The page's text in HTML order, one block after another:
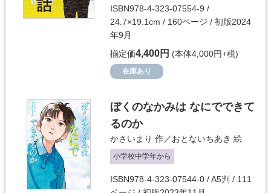
ISBN978-4-323-07554-9 /
24.7×19.1cm / 160ページ / 初版2024
年9月
揃定価4,400円 (本体4,000円+税)
在庫あり
ぼくのなかみは なにでできて
るのか
かさいまり 作／おとないちあき 絵
小学校中学年から
ISBN978-4-323-07544-0 / A5判 / 111